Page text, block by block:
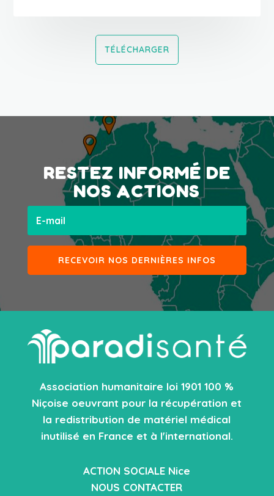
TÉLÉCHARGER
RESTEZ INFORMÉ DE
NOS ACTIONS
RECEVOIR NOS DERNIÈRES INFOS
Association humanitaire loi 1901 100 %
Niçoise oeuvrant pour la récupération et
la redistribution de matériel médical
inutilisé en France et à l'international.
ACTION SOCIALE Nice
NOUS CONTACTER